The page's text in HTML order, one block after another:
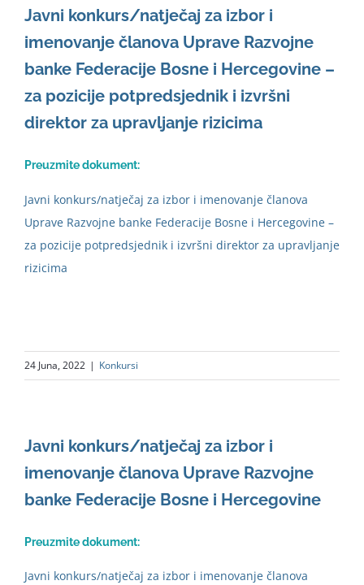
Javni konkurs/natječaj za izbor i
imenovanje članova Uprave Razvojne
banke Federacije Bosne i Hercegovine –
za pozicije potpredsjednik i izvršni
direktor za upravljanje rizicima
Preuzmite dokument:
Javni konkurs/natječaj za izbor i imenovanje članova
Uprave Razvojne banke Federacije Bosne i Hercegovine –
za pozicije potpredsjednik i izvršni direktor za upravljanje
rizicima
24 Juna, 2022 | Konkursi
Javni konkurs/natječaj za izbor i
imenovanje članova Uprave Razvojne
banke Federacije Bosne i Hercegovine
Preuzmite dokument:
Javni konkurs/natječaj za izbor i imenovanje članova